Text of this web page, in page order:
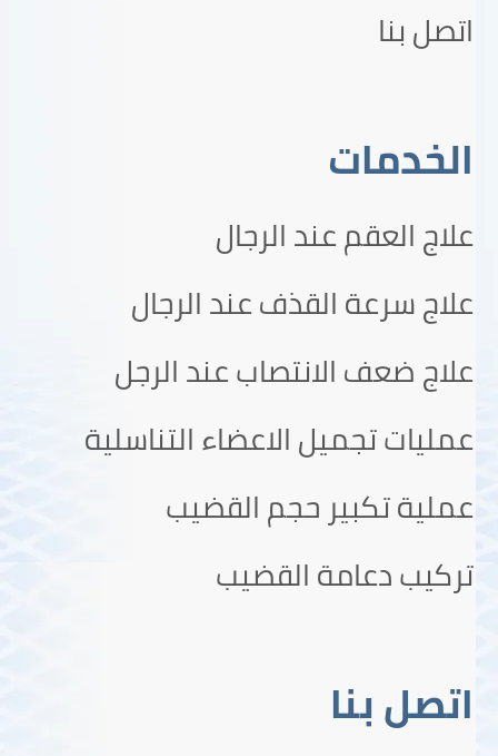
اتصل بنا
الخدمات
علاج العقم عند الرجال
علاج سرعة القذف عند الرجال
علاج ضعف الانتصاب عند الرجل
عمليات تجميل الاعضاء التناسلية
عملية تكبير حجم القضيب
تركيب دعامة القضيب
اتصل بنا